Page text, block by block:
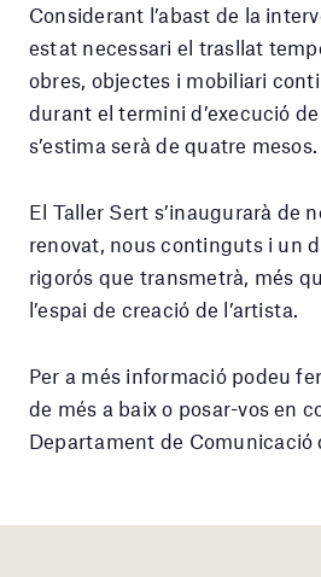
Considerant l’abast de la
estat necessari el trasllat
obres, objectes i mobiliari
durant el termini d’execució
s’estima serà de quatre mesos.
El Taller Sert s’inaugurarà de
renovat, nous continguts i un
rigorós que transmetrà, més
l’espai de creació de l’artista.
Per a més informació podeu
de més a baix o posar-vos en
Departament de Comunicació